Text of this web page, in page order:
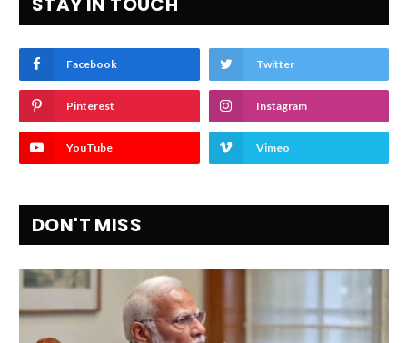
Facebook Twitter
Pinterest Instagram
YouTube Vimeo
DON'T MISS